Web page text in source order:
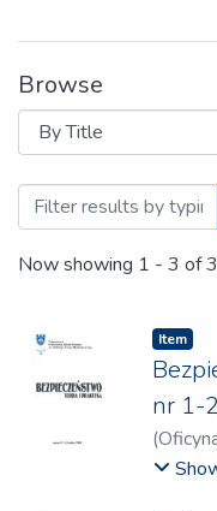
Browse
Browsing
Now showing 1 - 3 of 3
Item
nr 1-
(
Janusz;